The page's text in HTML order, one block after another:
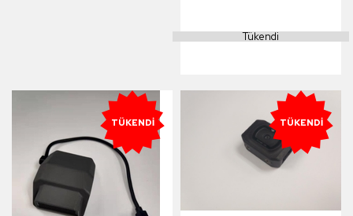
Tükendi
TÜKENDI TÜKENDI